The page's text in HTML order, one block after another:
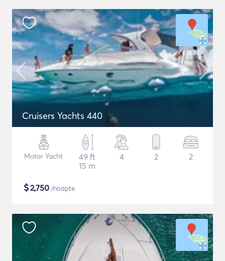
Cruisers Yachts 440
Motor Yacht
49 ft
15 m
4 2 2
$2,750 /noapte